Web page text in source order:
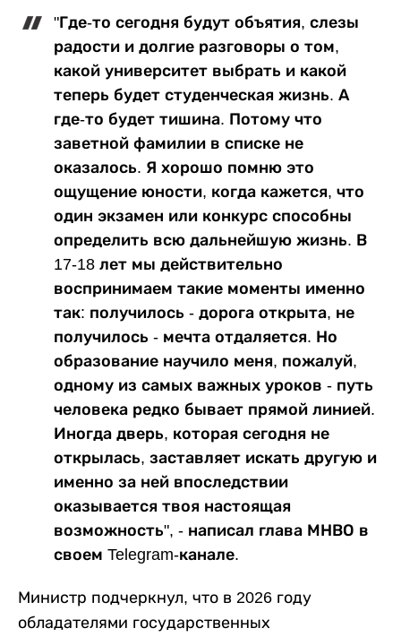
"Где-то сегодня будут объятия, слезы
радости и долгие разговоры о том,
какой университет выбрать и какой
теперь будет студенческая жизнь. А
где-то будет тишина. Потому что
заветной фамилии в списке не
оказалось. Я хорошо помню это
ощущение юности, когда кажется, что
один экзамен или конкурс способны
определить всю дальнейшую жизнь. В
17-18 лет мы действительно
воспринимаем такие моменты именно
так: получилось - дорога открыта, не
получилось - мечта отдаляется. Но
образование научило меня, пожалуй,
одному из самых важных уроков - путь
человека редко бывает прямой линией.
Иногда дверь, которая сегодня не
открылась, заставляет искать другую и
именно за ней впоследствии
оказывается твоя настоящая
возможность", - написал глава МНВО в
своем Telegram-канале.
Министр подчеркнул, что в 2026 году
обладателями государственных